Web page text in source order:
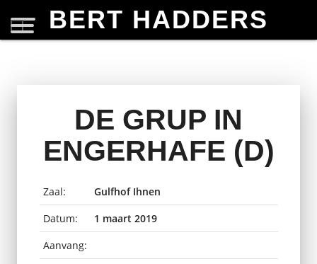
BERT HADDERS
DE GRUP IN
ENGERHAFE (D)
Zaal:
Gulfhof Ihnen
Datum:
1 maart 2019
Aanvang: